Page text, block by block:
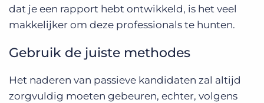
dat je een rapport hebt ontwikkeld, is het veel
makkelijker om deze professionals te hunten.
Gebruik de juiste methodes
Het naderen van passieve kandidaten zal altijd
zorgvuldig moeten gebeuren, echter, volgens